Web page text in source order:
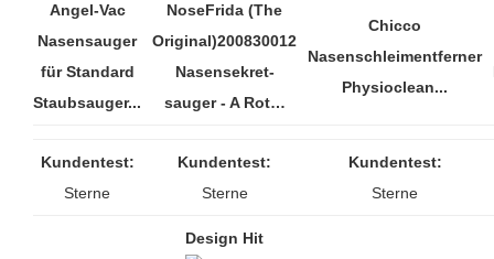
Angel-Vac
Nasensauger
für Standard
Staubsauger...
NoseFrida (The
Original)200830012
Nasensekret-
sauger - A Rot…
Chicco
Nasenschleimentferner
Physioclean...
Kundentest:
Sterne
Kundentest:
Sterne
Kundentest:
Sterne
Design Hit